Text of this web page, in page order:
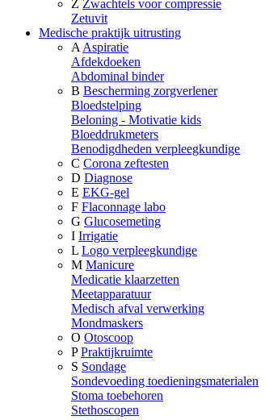
Z Zwachtels voor compressie
Zetuvit
Medische praktijk uitrusting
A Aspiratie
Afdekdoeken
Abdominal binder
B Bescherming zorgverlener
Bloedstelping
Beloning - Motivatie kids
Bloeddrukmeters
Benodigdheden verpleegkundige
C Corona zeftesten
D Diagnose
E EKG-gel
F Flaconnage labo
G Glucosemeting
I Irrigatie
L Logo verpleegkundige
M Manicure
Medicatie klaarzetten
Meetapparatuur
Medisch afval verwerking
Mondmaskers
O Otoscoop
P Praktijkruimte
S Sondage
Sondevoeding toedieningsmaterialen
Stoma toebehoren
Stethoscopen